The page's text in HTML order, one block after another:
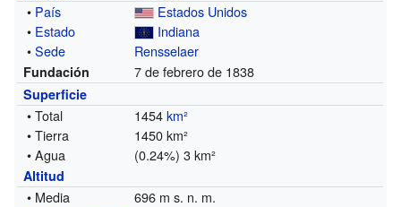
• País
Estados Unidos
• Estado
Indiana
•Sede Rensselaer
Fundación 7 de febrero de 1838
Superficie
• Total 1454km²
• Tierra
1450 km²
• Agua
(0.24%) 3 km²
Altitud
• Media 696 m s. n. m.